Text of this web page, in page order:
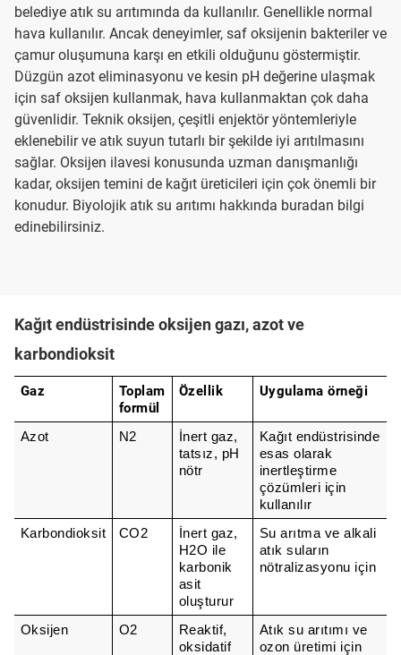
belediye atık su arıtımında da kullanılır. Genellikle normal
hava kullanılır. Ancak deneyimler, saf oksijenin bakteriler ve
çamur oluşumuna karşı en etkili olduğunu göstermiştir.
Düzgün azot eliminasyonu ve kesin pH değerine ulaşmak
için saf oksijen kullanmak, hava kullanmaktan çok daha
güvenlidir. Teknik oksijen, çeşitli enjektör yöntemleriyle
eklenebilir ve atık suyun tutarlı bir şekilde iyi arıtılmasını
sağlar. Oksijen ilavesi konusunda uzman danışmanlığı
kadar, oksijen temini de kağıt üreticileri için çok önemli bir
konudur. Biyolojik atık su arıtımı hakkında buradan bilgi
edinebilirsiniz.
Kağıt endüstrisinde oksijen gazı, azot ve
karbondioksit
Gaz
Toplam
formül
Özellik Uygulama örneği
Azot N2
İnert gaz,
tatsız, pH
nötr
Kağıt endüstrisinde
esas olarak
inertleştirme
çözümleri için
kullanılır
Karbondioksit
CO2
İnert gaz,
H2O ile
karbonik
asit
oluşturur
Su arıtma ve alkali
atık suların
nötralizasyonu için
Oksijen O2
Reaktif,
oksidatif
Atık su arıtımı ve
ozon üretimi için